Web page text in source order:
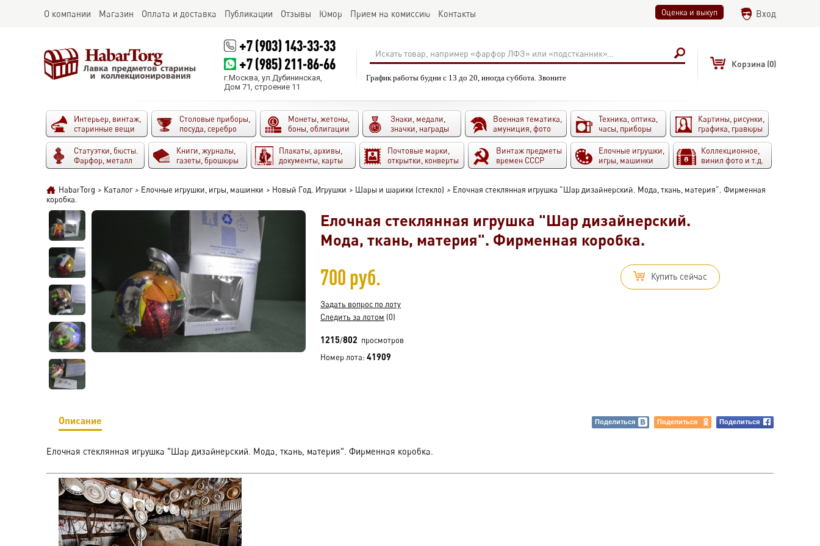
О компании Магазин Оплата и доставка Публикации Отзывы Юмор Прием на комиссию Контакты Оценка и выкуп Вход
+7 (903) 143-33-33
+7 (985) 211-86-66
г.Москва, ул.Дубининская,
Дом 71, строение 11
График работы будни с 13 до 20, иногда суббота. Звоните
Корзина (0)
Интерьер, винтаж,
старинные вещи
Столовые приборы,
посуда, серебро
Монеты, жетоны,
боны, облигации
Знаки, медали,
значки, награды
Военная тематика,
амуниция, фото
Техника, оптика,
часы, приборы
Картины, рисунки,
графика, гравюры
Статуэтки, бюсты.
Фарфор, металл
Книги, журналы,
газеты, брошюры
Плакаты, архивы,
документы, карты
Почтовые марки,
открытки, конверты
Винтаж предметы
времен СССР
Елочные игрушки,
игры, машинки
Коллекционное,
винил фото и т.д.
HabarTorg > Каталог > Елочные игрушки, игры, машинки > Новый Год. Игрушки > Шары и шарики (стекло) > Елочная стеклянная игрушка "Шар дизайнерский. Мода, ткань, материя". Фирменная
коробка.
Елочная стеклянная игрушка "Шар дизайнерский.
Мода, ткань, материя". Фирменная коробка.
700 руб. Купить сейчас
Задать вопрос по лоту
Следить за лотом (0)
1215/802 просмотров
Номер лота:41909
Описание Поделиться Поделиться Поделиться
Елочная стеклянная игрушка "Шар дизайнерский. Мода, ткань, материя". Фирменная коробка.